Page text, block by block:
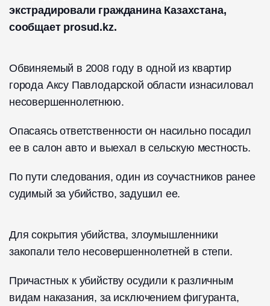
экстрадировали гражданина Казахстана,
сообщает prosud.kz.
Обвиняемый в 2008 году в одной из квартир
города Аксу Павлодарской области изнасиловал
несовершеннолетнюю.
Опасаясь ответственности он насильно посадил
ее в салон авто и выехал в сельскую местность.
По пути следования, один из соучастников ранее
судимый за убийство, задушил ее.
Для сокрытия убийства, злоумышленники
закопали тело несовершеннолетней в степи.
Причастных к убийству осудили к различным
видам наказания, за исключением фигуранта,